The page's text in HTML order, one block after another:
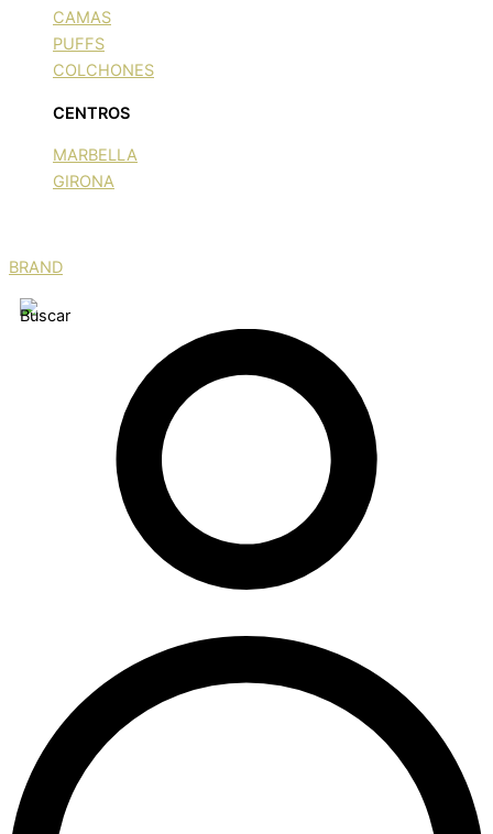
CAMAS
PUFFS
COLCHONES
CENTROS
MARBELLA
GIRONA
BRAND